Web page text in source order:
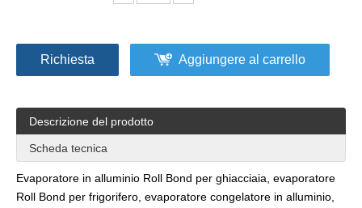
Richiesta Aggiungere al carrello
Descrizione del prodotto
Scheda tecnica
Evaporatore in alluminio Roll Bond per ghiacciaia, evaporatore
Roll Bond per frigorifero, evaporatore congelatore in alluminio,